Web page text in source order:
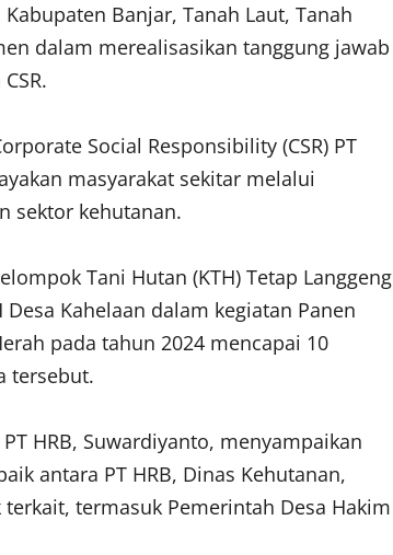
Banjar, Tanah Laut, Tanah
dalam merealisasikan tanggung jawab
Social Responsibility (CSR) PT
masyarakat sekitar melalui
sektor kehutanan.
Tani Hutan (KTH) Tetap Langgeng
Kahelaan dalam kegiatan Panen
pada tahun 2024 mencapai 10
tersebut.
HRB, Suwardiyanto, menyampaikan
antara PT HRB, Dinas Kehutanan,
terkait, termasuk Pemerintah Desa Hakim